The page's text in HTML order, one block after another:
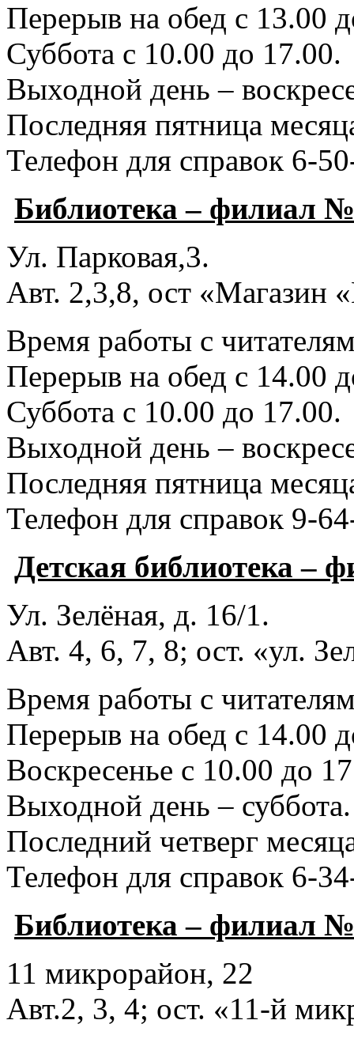
Перерыв на обед с 13.00
Суббота с 10.00 до 17.00.
Выходной день –
Последняя пятница
Телефон для справок 6-
Библиотека – филиал
Ул. Парковая,3.
Авт. 2,3,8, ост «Магазин
Время работы с
Перерыв на обед с 14.00
Суббота с 10.00 до 17.00.
Выходной день –
Последняя пятница
Телефон для справок 9-
Детская библиотека –
Ул. Зелёная, д. 16/1.
Авт. 4, 6, 7, 8; ост. «ул.
Время работы с
Перерыв на обед с 14.00
Воскресенье с 10.00 до
Выходной день – суббота.
Последний четверг
Телефон для справок 6-
Библиотека – филиал
11 микрорайон, 22
Авт.2, 3, 4; ост. «11-й